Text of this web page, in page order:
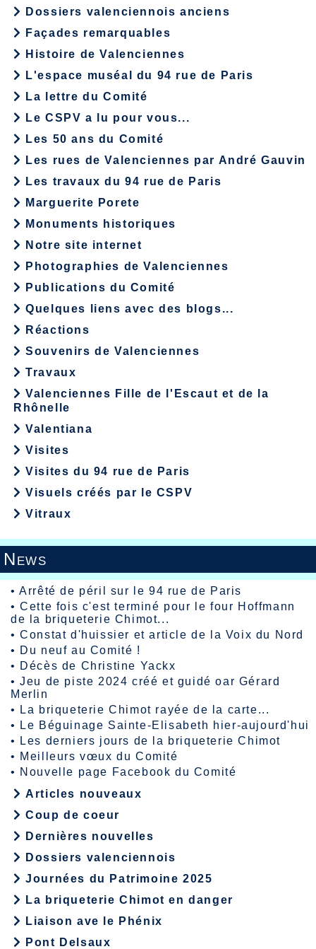
Dossiers valenciennois anciens
Façades remarquables
Histoire de Valenciennes
L'espace muséal du 94 rue de Paris
La lettre du Comité
Le CSPV a lu pour vous...
Les 50 ans du Comité
Les rues de Valenciennes par André Gauvin
Les travaux du 94 rue de Paris
Marguerite Porete
Monuments historiques
Notre site internet
Photographies de Valenciennes
Publications du Comité
Quelques liens avec des blogs...
Réactions
Souvenirs de Valenciennes
Travaux
Valenciennes Fille de l'Escaut et de la
Rhônelle
Valentiana
Visites
Visites du 94 rue de Paris
Visuels créés par le CSPV
Vitraux
News
•Arrêté de péril sur le 94 rue de Paris
•Cette fois c'est terminé pour le four Hoffmann
de la briqueterie Chimot...
•Constat d'huissier et article de la Voix du Nord
• Du neuf au Comité !
• Décès de Christine Yackx
•Jeu de piste 2024 créé et guidé oar Gérard
Merlin
•
La briqueterie Chimot rayée de la carte...
•
Le Béguinage Sainte-Elisabeth hier-aujourd'hui
•
Les derniers jours de la briqueterie Chimot
• Meilleurs vœux du Comité
• Nouvelle page Facebook du Comité
Articles nouveaux
Coup de coeur
Dernières nouvelles
Dossiers valenciennois
Journées du Patrimoine 2025
La briqueterie Chimot en danger
Liaison ave le Phénix
Pont Delsaux